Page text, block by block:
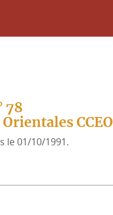
78
le 01/10/1991.